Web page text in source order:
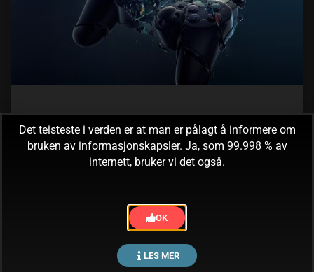
Hva driver dere med, Sony? (#1)
Er ganske interessant å se hva som utfolder seg mellom
konsollene og cross-play for tiden. Microsoft har åpnet for
Ingen kommentarer
Det teisteste i verden er at man er pålagt å informere om
bruken av informasjonskapsler. Ja, som 99.998 % av
internett, bruker vi det også.
OK
LES MER